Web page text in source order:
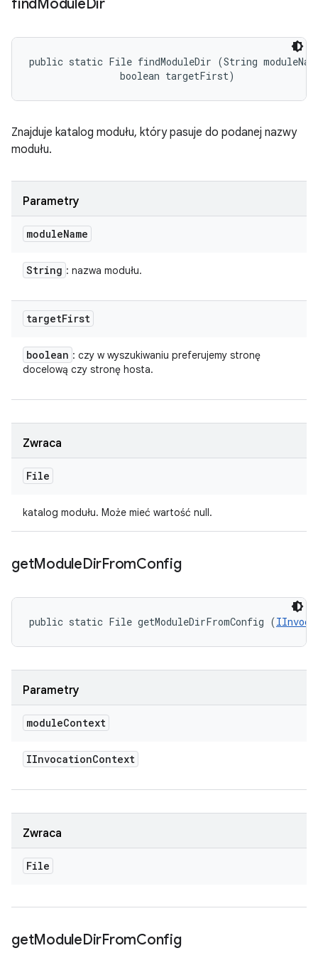
findModuleDir
public static File findModuleDir (String
                boolean targetFirst)
Znajduje katalog modułu, który pasuje do podanej nazwy
modułu.
Parametry
moduleName
String : nazwa modułu.
targetFirst
boolean : czy w wyszukiwaniu preferujemy stronę
docelową czy stronę hosta.
Zwraca
File
katalog modułu. Może mieć wartość null.
getModuleDirFromConfig
public static File getModuleDirFromConfig (
Parametry
moduleContext
IInvocationContext
Zwraca
File
getModuleDirFromConfig